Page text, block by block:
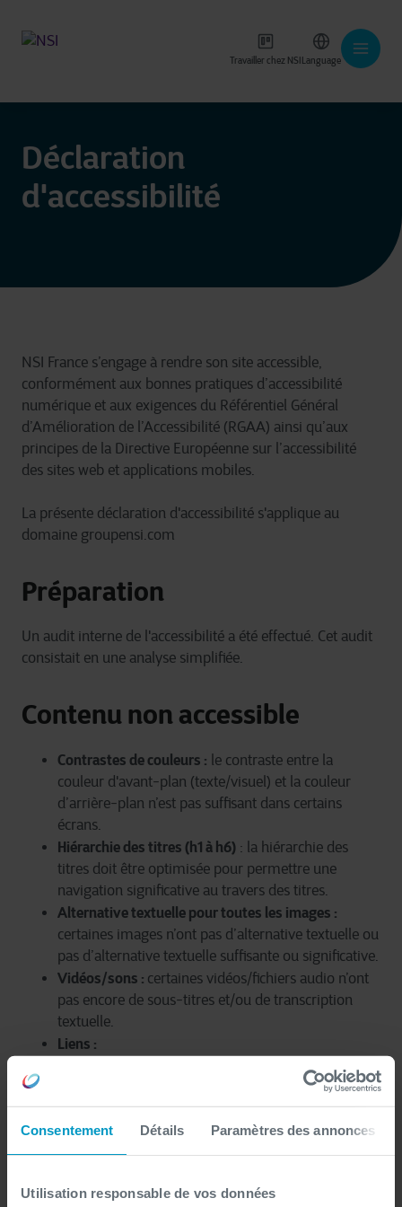
Consentement Détails Paramètres des annonces
Utilisation responsable de vos données
Travailler chez NSILanguage
Déclaration
d'accessibilité
NSI France s’engage à rendre son site accessible,
conformément aux bonnes pratiques d’accessibilité
numérique et aux exigences du Référentiel Général
d’Amélioration de l’Accessibilité (RGAA) ainsi qu’aux
principes de la Directive Européenne sur l’accessibilité
des sites web et applications mobiles.
La présente déclaration d'accessibilité s'applique au
domaine groupensi.com
Préparation
Un audit interne de l'accessibilité a été effectué. Cet audit
consistait en une analyse simplifiée.
Contenu non accessible
Contrastes de couleurs : le contraste entre la
couleur d'avant-plan (texte/visuel) et la couleur
d’arrière-plan n’est pas suffisant dans certains
écrans.
Hiérarchie des titres (h1 à h6) : la hiérarchie des
titres doit être optimisée pour permettre une
navigation significative au travers des titres.
Alternative textuelle pour toutes les images :
certaines images n’ont pas d’alternative textuelle ou
pas d’alternative textuelle suffisante ou significative.
Vidéos/sons : certaines vidéos/fichiers audio n’ont
pas encore de sous-titres et/ou de transcription
textuelle.
Liens :
le nom des liens doit être significatif et les
liens dans les textes, paragraphes, phrases, ...
doivent être soulignés, la couleur seule ne
suffit pas.
Certains liens contenant une image ne